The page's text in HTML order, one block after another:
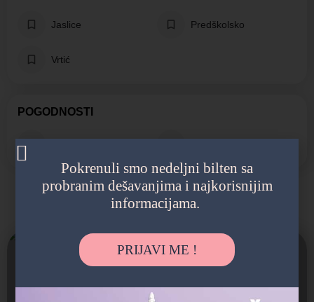
Jaslice Predškolsko
Vrtić
POGODNOSTI
Možda vas zanima i sledeće:
Pokrenuli smo nedeljni bilten sa
probranim dešavanjima i najkorisnijim
informacijama.
PRIJAVI ME !